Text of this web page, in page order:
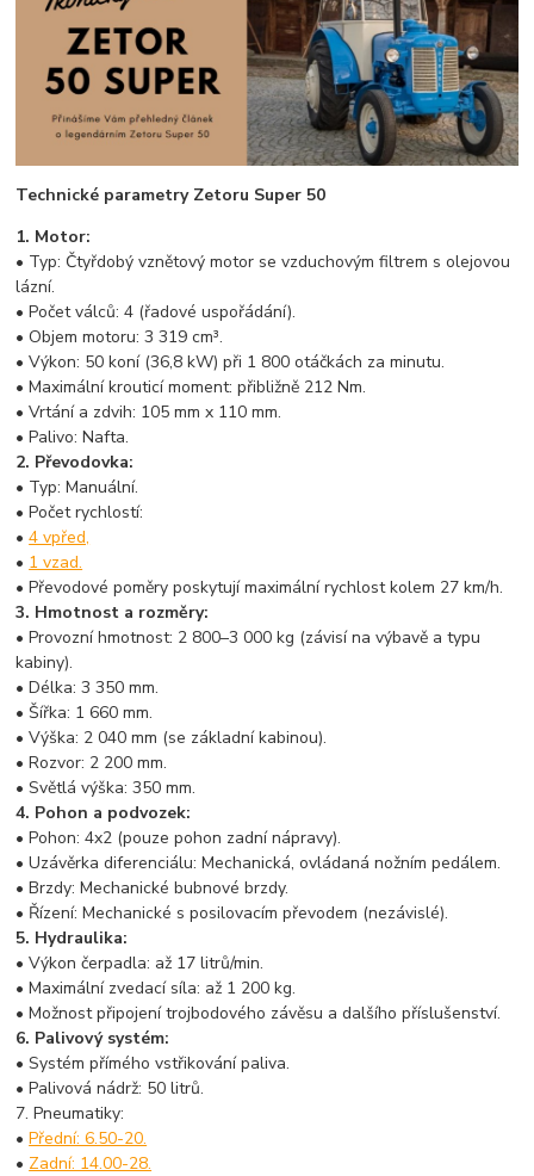
Technické parametry Zetoru Super 50
1. Motor:
• Typ: Čtyřdobý vznětový motor se vzduchovým filtrem s olejovou
lázní.
• Počet válců: 4 (řadové uspořádání).
• Objem motoru: 3 319 cm³.
• Výkon: 50 koní (36,8 kW) při 1 800 otáčkách za minutu.
• Maximální krouticí moment: přibližně 212 Nm.
• Vrtání a zdvih: 105 mm x 110 mm.
• Palivo: Nafta.
2. Převodovka:
• Typ: Manuální.
• Počet rychlostí:
•4 vpřed,
• 1 vzad.
• Převodové poměry poskytují maximální rychlost kolem 27 km/h.
3. Hmotnost a rozměry:
• Provozní hmotnost: 2 800–3 000 kg (závisí na výbavě a typu
kabiny).
• Délka: 3 350 mm.
• Šířka: 1 660 mm.
• Výška: 2 040 mm (se základní kabinou).
• Rozvor: 2 200 mm.
• Světlá výška: 350 mm.
4. Pohon a podvozek:
• Pohon: 4x2 (pouze pohon zadní nápravy).
• Uzávěrka diferenciálu: Mechanická, ovládaná nožním pedálem.
• Brzdy: Mechanické bubnové brzdy.
• Řízení: Mechanické s posilovacím převodem (nezávislé).
5. Hydraulika:
• Výkon čerpadla: až 17 litrů/min.
• Maximální zvedací síla: až 1 200 kg.
• Možnost připojení trojbodového závěsu a dalšího příslušenství.
6. Palivový systém:
• Systém přímého vstřikování paliva.
• Palivová nádrž: 50 litrů.
7. Pneumatiky:
•Přední: 6.50-20.
• Zadní: 14.00-28.